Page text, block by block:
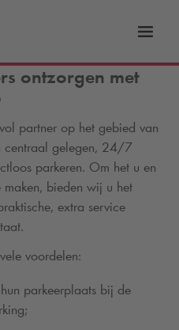
in-/
ontzorgen met
partner op het gebied van
centraal gelegen, 24/7
parkeren. Om het u en
bieden wij u het
extra service
voordelen:
parkeerplaats bij de